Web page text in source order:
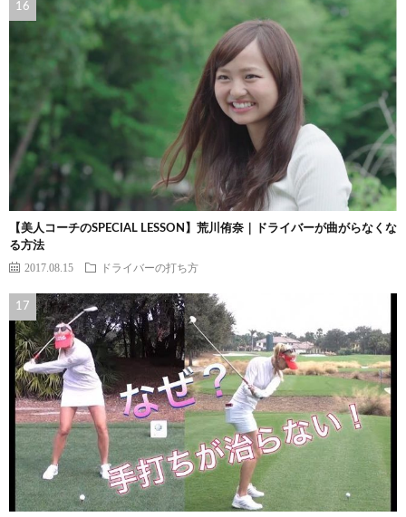
【美人コーチのSPECIAL LESSON】荒川侑奈｜ドライバーが曲がらなくな
る方法
2017.08.15 ドライバーの打ち方